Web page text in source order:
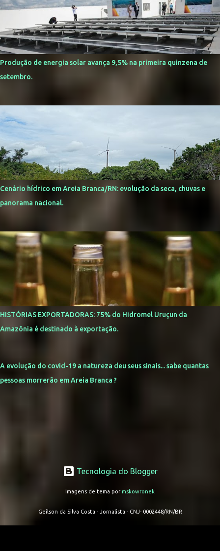
Produção de energia solar avança 9,5% na primeira quinzena de
setembro.
Cenário hídrico em Areia Branca/RN: evolução da seca, chuvas e
panorama nacional.
HISTÓRIAS EXPORTADORAS: 75% do Hidromel Uruçun da
Amazônia é destinado à exportação.
A evolução do covid-19 a natureza deu seus sinais... sabe quantas
pessoas morrerão em Areia Branca ?
Tecnologia do Blogger
Imagens de tema pormskowronek
Geilson da Silva Costa - Jornalista - CNJ- 0002448/RN/BR